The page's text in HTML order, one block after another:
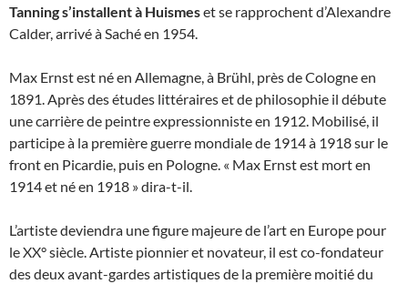
Tanning s’installent à Huismeset se rapprochent d’Alexandre
Calder, arrivé à Saché en 1954.
Max Ernst est né en Allemagne, à Brühl, près de Cologne en
1891. Après des études littéraires et de philosophie il débute
une carrière de peintre expressionniste en 1912. Mobilisé, il
participe à la première guerre mondiale de 1914 à 1918 sur le
front en Picardie, puis en Pologne. « Max Ernst est mort en
1914 et né en 1918 » dira-t-il.
L’artiste deviendra une figure majeure de l’art en Europe pour
le XX° siècle. Artiste pionnier et novateur, il est co-fondateur
des deux avant-gardes artistiques de la première moitié du